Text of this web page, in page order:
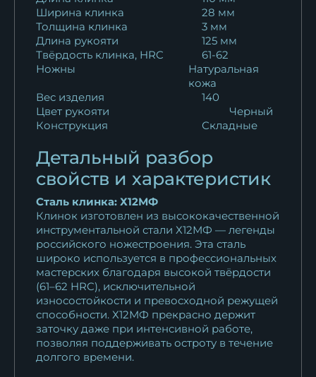
Ширина клинка
28 мм
Толщина клинка
3 мм
Длина рукояти
125 мм
Твёрдость клинка, HRC
61-62
Ножны
Натуральная
кожа
Вес изделия
140
Цвет рукояти
Черный
Конструкция
Складные
Детальный разбор
свойств и характеристик
Сталь клинка: Х12МФ
Клинок изготовлен из высококачественной
инструментальной стали Х12МФ — легенды
российского ножестроения. Эта сталь
широко используется в профессиональных
мастерских благодаря высокой твёрдости
(61–62 HRC), исключительной
износостойкости и превосходной режущей
способности. Х12МФ прекрасно держит
заточку даже при интенсивной работе,
позволяя поддерживать остроту в течение
долгого времени.